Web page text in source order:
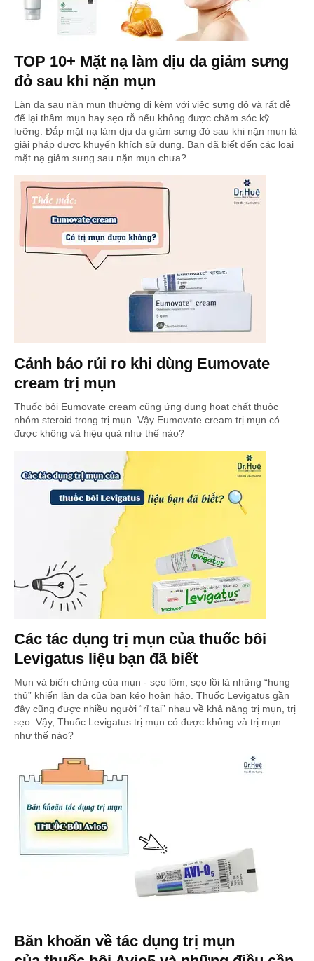
TOP 10+ Mặt nạ làm dịu da giảm sưng
đỏ sau khi nặn mụn
Làn da sau nặn mụn thường đi kèm với việc sưng đỏ và rất dễ
để lại thâm mụn hay sẹo rỗ nếu không được chăm sóc kỹ
lưỡng. Đắp mặt nạ làm dịu da giảm sưng đỏ sau khi nặn mụn là
giải pháp được khuyến khích sử dụng. Bạn đã biết đến các loại
mặt nạ giảm sưng sau nặn mụn chưa?
Cảnh báo rủi ro khi dùng Eumovate
cream trị mụn
Thuốc bôi Eumovate cream cũng ứng dụng hoạt chất thuộc
nhóm steroid trong trị mụn. Vậy Eumovate cream trị mụn có
được không và hiệu quả như thế nào?
Các tác dụng trị mụn của thuốc bôi
Levigatus liệu bạn đã biết
Mụn và biến chứng của mụn - sẹo lõm, sẹo lồi là những “hung
thủ” khiến làn da của bạn kéo hoàn hảo. Thuốc Levigatus gần
đây cũng được nhiều người “rỉ tai” nhau về khả năng trị mụn, trị
sẹo. Vậy, Thuốc Levigatus trị mụn có được không và trị mụn
như thế nào?
Băn khoăn về tác dụng trị mụn